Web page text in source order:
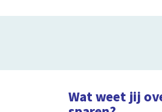
Wat weet jij